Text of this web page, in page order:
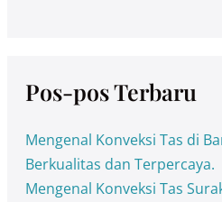
Pos-pos Terbaru
Mengenal Konveksi Tas di
Berkualitas dan Terpercaya.
Mengenal Konveksi Tas